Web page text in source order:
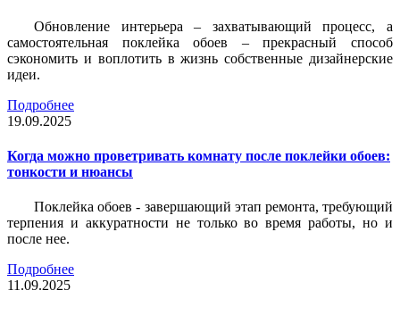
Обновление интерьера – захватывающий процесс, а
самостоятельная поклейка обоев – прекрасный способ
сэкономить и воплотить в жизнь собственные дизайнерские
идеи.
Подробнее
19.09.2025
Когда можно проветривать комнату после поклейки обоев:
тонкости и нюансы
Поклейка обоев - завершающий этап ремонта, требующий
терпения и аккуратности не только во время работы, но и
после нее.
Подробнее
11.09.2025